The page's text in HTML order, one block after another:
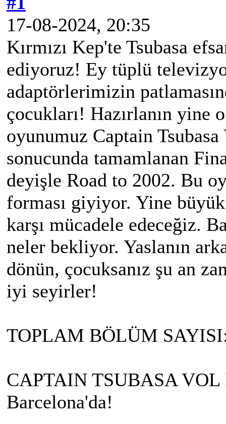
17-08-2024, 20:35
Kırmızı Kep'te Tsubasa
ediyoruz! Ey tüplü
adaptörlerimizin
çocukları! Hazırlanın yine
oyunumuz Captain
sonucunda tamamlanan
deyişle Road to 2002. Bu
forması giyiyor. Yine
karşı mücadele edeceğiz.
neler bekliyor. Yaslanın
dönün, çocuksanız şu an
iyi seyirler!
TOPLAM BÖLÜM
CAPTAIN TSUBASA VOL
Barcelona'da!